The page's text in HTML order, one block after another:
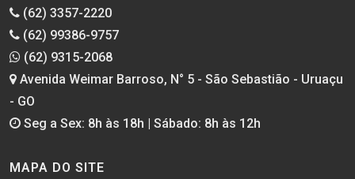
(62) 3357-2220
(62) 99386-9757
(62) 9315-2068
Avenida Weimar Barroso, N° 5 - São Sebastião - Uruaçu
- GO
Seg a Sex: 8h às 18h | Sábado: 8h às 12h
MAPA DO SITE